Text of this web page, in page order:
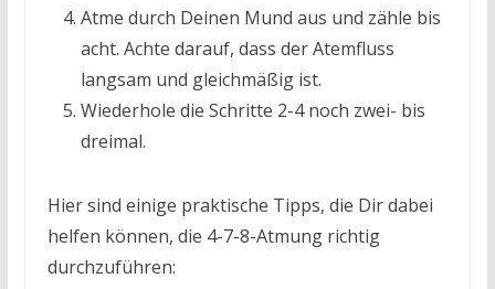
Atme durch Deinen Mund aus und zähle bis
acht. Achte darauf, dass der Atemfluss
langsam und gleichmäßig ist.
Wiederhole die Schritte 2-4 noch zwei- bis
dreimal.
Hier sind einige praktische Tipps, die Dir dabei
helfen können, die 4-7-8-Atmung richtig
durchzuführen: